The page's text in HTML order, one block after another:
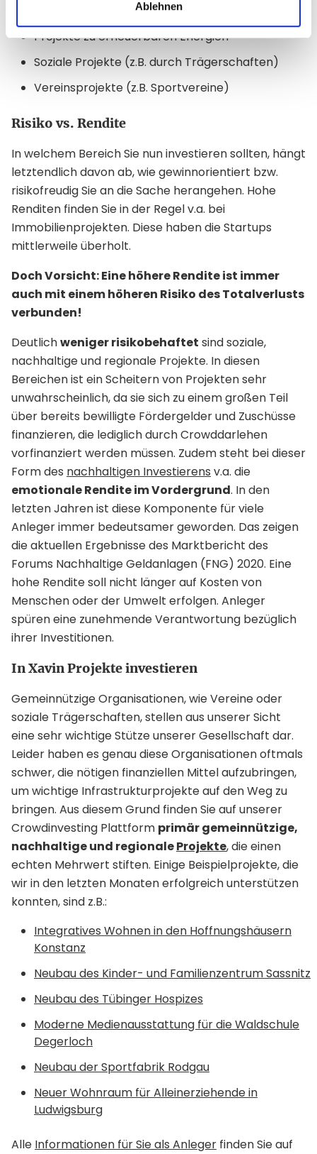
Ablehnen
Der Kulturbereich (Film, Musik, Theater etc.)
Projekte zu erneuerbaren Energien
Soziale Projekte (z.B. durch Trägerschaften)
Vereinsprojekte (z.B. Sportvereine)
Risiko vs. Rendite
In welchem Bereich Sie nun investieren sollten, hängt
letztendlich davon ab, wie gewinnorientiert bzw.
risikofreudig Sie an die Sache herangehen. Hohe
Renditen finden Sie in der Regel v.a. bei
Immobilienprojekten. Diese haben die Startups
mittlerweile überholt.
Doch Vorsicht: Eine höhere Rendite ist immer
auch mit einem höheren Risiko des Totalverlusts
verbunden!
Deutlichweniger risikobehaftet sind soziale,
nachhaltige und regionale Projekte. In diesen
Bereichen ist ein Scheitern von Projekten sehr
unwahrscheinlich, da sie sich zu einem großen Teil
über bereits bewilligte Fördergelder und Zuschüsse
finanzieren, die lediglich durch Crowddarlehen
vorfinanziert werden müssen. Zudem steht bei dieser
Form des nachhaltigen Investierens v.a. die
emotionale Rendite im Vordergrund. In den
letzten Jahren ist diese Komponente für viele
Anleger immer bedeutsamer geworden. Das zeigen
die aktuellen Ergebnisse des Marktbericht des
Forums Nachhaltige Geldanlagen (FNG) 2020. Eine
hohe Rendite soll nicht länger auf Kosten von
Menschen oder der Umwelt erfolgen. Anleger
spüren eine zunehmende Verantwortung bezüglich
ihrer Investitionen.
In Xavin Projekte investieren
Gemeinnützige Organisationen, wie Vereine oder
soziale Trägerschaften, stellen aus unserer Sicht
eine sehr wichtige Stütze unserer Gesellschaft dar.
Leider haben es genau diese Organisationen oftmals
schwer, die nötigen finanziellen Mittel aufzubringen,
um wichtige Infrastrukturprojekte auf den Weg zu
bringen. Aus diesem Grund finden Sie auf unserer
Crowdinvesting Plattform primär gemeinnützige,
nachhaltige und regionaleProjekte, die einen
echten Mehrwert stiften. Einige Beispielprojekte, die
wir in den letzten Monaten erfolgreich unterstützen
konnten, sind z.B.:
Integratives Wohnen in den Hoffnungshäusern
Konstanz
Neubau des Kinder- und Familienzentrum Sassnitz
Neubau des Tübinger Hospizes
Moderne Medienausstattung für die Waldschule
Degerloch
Neubau der Sportfabrik Rodgau
Neuer Wohnraum für Alleinerziehende in
Ludwigsburg
Alle Informationen für Sie als Anleger finden Sie auf